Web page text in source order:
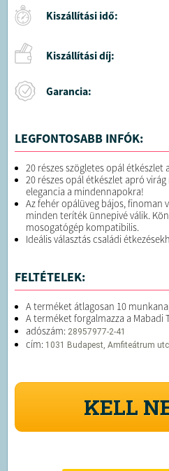
Kiszállítási idő:
Kiszállítási díj:
Garancia:
LEGFONTOSABB INFÓK:
20 részes szögletes opál étkészlet
20 részes opál étkészlet apró
elegancia a mindennapokra!
Az fehér opálüveg bájos, finoman
minden teríték ünnepivé válik.
mosogatógép kompatibilis.
Ideális választás családi
FELTÉTELEK:
A terméket átlagosan 10
A terméket forgalmazza a Mabadi
adószám: 28957977-2-41
cím: 1031 Budapest, Amfiteátrum
KELL